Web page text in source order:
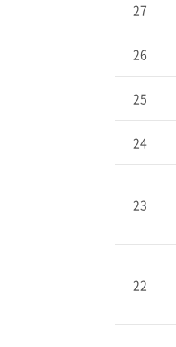
27
26
25
24
23
22